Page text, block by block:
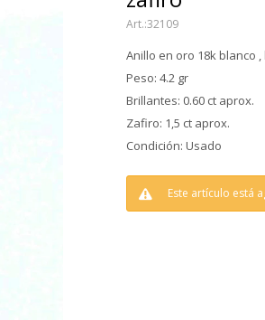
32109
Anillo en oro 18k blanco
Peso: 4.2 gr
Brillantes: 0.60 ct aprox.
Zafiro: 1,5 ct aprox.
Condición: Usado
Este artículo está